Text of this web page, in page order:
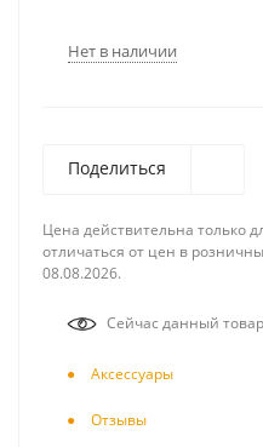
Нет в наличии
Поделиться
Цена действительна только
отличаться от цен в
08.08.2026.
Сейчас данный
Аксесcуары
Отзывы